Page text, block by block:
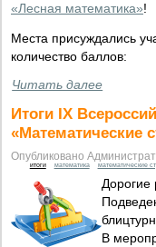
«Лесная математика»!
Места присуждались
количество баллов:
Читать далее
Итоги IX
«Математические
Опубликовано
итоги математика математические
Дорогие
В